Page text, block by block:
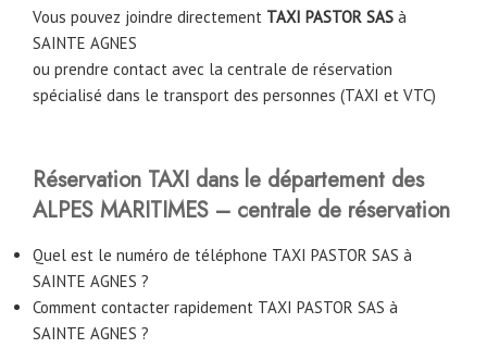
Vous pouvez joindre directement TAXI PASTOR SAS à
SAINTE AGNES
ou prendre contact avec la centrale de réservation
spécialisé dans le transport des personnes (TAXI et VTC)
Réservation TAXI dans le département des
ALPES MARITIMES – centrale de réservation
Quel est le numéro de téléphone TAXI PASTOR SAS à
SAINTE AGNES ?
Comment contacter rapidement TAXI PASTOR SAS à
SAINTE AGNES ?